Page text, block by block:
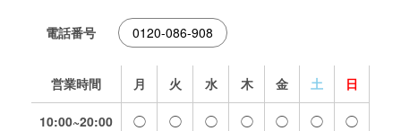
電話番号 0120-086-908
営業時間 月 火 水 木 金 土 日
10:00~20:00 ◯ ◯ ◯ ◯ ◯ ◯ ◯